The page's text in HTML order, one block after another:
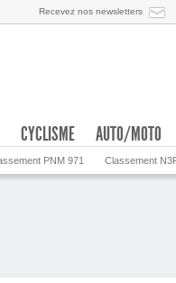
Recevez nos newsletters
PNM 971 Classement
CYCLISME AUTO/MOTO